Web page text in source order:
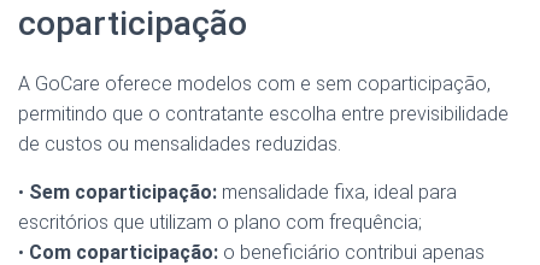
coparticipação
A GoCare oferece modelos com e sem coparticipação,
permitindo que o contratante escolha entre previsibilidade
de custos ou mensalidades reduzidas.
• Sem coparticipação: mensalidade fixa, ideal para
escritórios que utilizam o plano com frequência;
• Com coparticipação: o beneficiário contribui apenas